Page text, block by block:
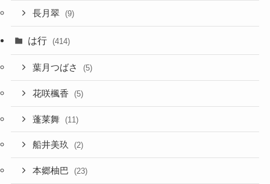
長月翠 (9)
は行 (414)
葉月つばさ (5)
花咲楓香 (5)
蓬莱舞 (11)
船井美玖 (2)
本郷柚巴 (23)